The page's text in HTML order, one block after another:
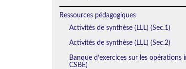
Ressources pédagogiques
Activités de synthèse (LLL) (Sec.1)
Activités de synthèse (LLL) (Sec.2)
Banque d’exercices sur les opérations
CSBE)